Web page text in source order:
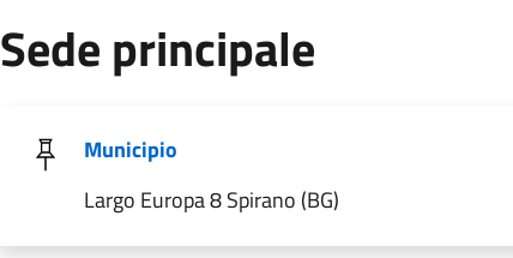
Sede principale
Municipio
Largo Europa 8 Spirano (BG)